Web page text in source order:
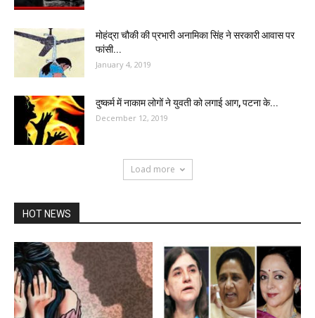
मोहंद्रा चौकी की प्रभारी अनामिका सिंह ने सरकारी आवास पर
फांसी...
January 4, 2019
दुष्कर्म में नाकाम लोगों ने युवती को लगाई आग, पटना के...
December 12, 2019
Load more
HOT NEWS